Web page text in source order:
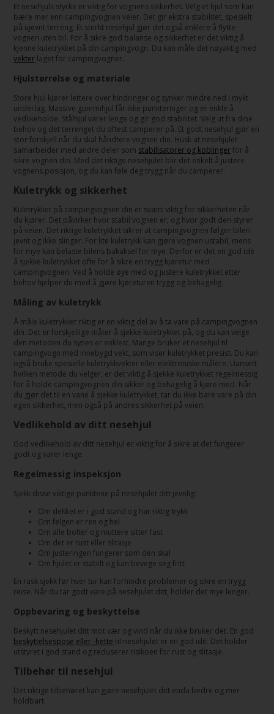
Et nesehjuls styrke er viktig for vognens sikkerhet. Velg et hjul som kan
bære mer enn campingvognen veier. Det gir ekstra stabilitet, spesielt
på ujevnt terreng. Et sterkt nesehjul gjør det også enklere å flytte
vognen uten bil. For å sikre god balanse og sikkerhet er det viktig å
kjenne kuletrykket på din campingvogn. Du kan måle det nøyaktig med
vekter laget for campingvogner.
Hjulstørrelse og materiale
Store hjul kjører lettere over hindringer og synker mindre ned i mykt
underlag. Massive gummihjul får ikke punkteringer og er enkle å
vedlikeholde. Stålhjul varer lenge og gir god stabilitet. Velg ut fra dine
behov og det terrenget du oftest camperer på. Et godt nesehjul gjør en
stor forskjell når du skal håndtere vognen din. Husk at nesehjulet
samarbeider med andre deler som stabilisatorer og koblingerfor å
sikre vognen din. Med det riktige nesehjulet blir det enkelt å justere
vognens posisjon, og du kan føle deg trygg når du camperer.
Kuletrykk og sikkerhet
Kuletrykket på campingvognen din er svært viktig for sikkerheten når
du kjører. Det påvirker hvor stabil vognen er, og hvor godt den styrer
på veien. Det riktige kuletrykket sikrer at campingvognen følger bilen
jevnt og ikke slinger. For lite kuletrykk kan gjøre vognen ustabil, mens
for mye kan belaste bilens bakaksel for mye. Derfor er det en god idé
å sjekke kuletrykket ofte for å sikre en trygg kjøretur med
campingvognen. Ved å holde øye med og justere kuletrykket etter
behov hjelper du med å gjøre kjøreturen trygg og behagelig.
Måling av kuletrykk
Å måle kuletrykket riktig er en viktig del av å ta vare på campingvognen
din. Det er forskjellige måter å sjekke kuletrykket på, og du kan velge
den metoden du synes er enklest. Mange bruker et nesehjul til
campingvogn med innebygd vekt, som viser kuletrykket presist. Du kan
også bruke spesielle kuletrykkvekter eller elektroniske målere. Uansett
hvilken metode du velger, er det viktig å sjekke kuletrykket regelmessig
for å holde campingvognen din sikker og behagelig å kjøre med. Når
du gjør det til en vane å sjekke kuletrykket, tar du ikke bare vare på din
egen sikkerhet, men også på andres sikkerhet på veien.
Vedlikehold av ditt nesehjul
God vedlikehold av ditt nesehjul er viktig for å sikre at det fungerer
godt og varer lenge.
Regelmessig inspeksjon
Sjekk disse viktige punktene på nesehjulet ditt jevnlig:
Om dekket er i god stand og har riktig trykk
Om felgen er ren og hel
Om alle bolter og muttere sitter fast
Om det er rust eller slitasje
Om justeringen fungerer som den skal
Om hjulet er stabilt og kan bevege seg fritt
En rask sjekk før hver tur kan forhindre problemer og sikre en trygg
reise. Når du tar godt vare på nesehjulet ditt, holder det mye lenger.
Oppbevaring og beskyttelse
Beskytt nesehjulet ditt mot vær og vind når du ikke bruker det. En god
beskyttelsespose eller -hette til nesehjulet er en god idé. Det holder
utstyret i god stand og reduserer risikoen for rust og slitasje.
Tilbehør til nesehjul
Det riktige tilbehøret kan gjøre nesehjulet ditt enda bedre og mer
holdbart.